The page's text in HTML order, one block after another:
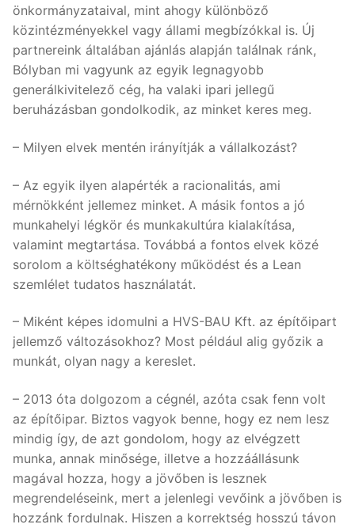
önkormányzataival, mint ahogy különböző
közintézményekkel vagy állami megbízókkal is. Új
partnereink általában ajánlás alapján találnak ránk,
Bólyban mi vagyunk az egyik legnagyobb
generálkivitelező cég, ha valaki ipari jellegű
beruházásban gondolkodik, az minket keres meg.
– Milyen elvek mentén irányítják a vállalkozást?
– Az egyik ilyen alapérték a racionalitás, ami
mérnökként jellemez minket. A másik fontos a jó
munkahelyi légkör és munkakultúra kialakítása,
valamint megtartása. Továbbá a fontos elvek közé
sorolom a költséghatékony működést és a Lean
szemlélet tudatos használatát.
– Miként képes idomulni a HVS-BAU Kft. az építőipart
jellemző változásokhoz? Most például alig győzik a
munkát, olyan nagy a kereslet.
– 2013 óta dolgozom a cégnél, azóta csak fenn volt
az építőipar. Biztos vagyok benne, hogy ez nem lesz
mindig így, de azt gondolom, hogy az elvégzett
munka, annak minősége, illetve a hozzáállásunk
magával hozza, hogy a jövőben is lesznek
megrendeléseink, mert a jelenlegi vevőink a jövőben is
hozzánk fordulnak. Hiszen a korrektség hosszú távon